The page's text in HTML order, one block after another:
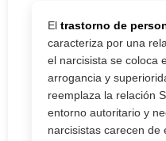
El trastorno de
caracteriza por una
el narcisista se coloca
arrogancia y
reemplaza la relación
entorno autoritario y
narcisistas carecen de